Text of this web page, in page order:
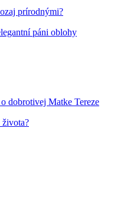
prírodnými?
páni oblohy
dobrotivej Matke Tereze